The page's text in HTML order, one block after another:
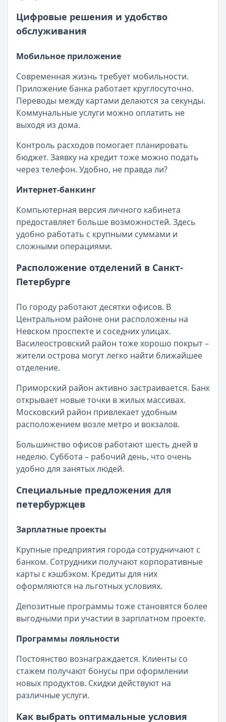
Цифровые решения и удобство
обслуживания
Мобильное приложение
Современная жизнь требует мобильности.
Приложение банка работает круглосуточно.
Переводы между картами делаются за секунды.
Коммунальные услуги можно оплатить не
выходя из дома.
Контроль расходов помогает планировать
бюджет. Заявку на кредит тоже можно подать
через телефон. Удобно, не правда ли?
Интернет-банкинг
Компьютерная версия личного кабинета
предоставляет больше возможностей. Здесь
удобно работать с крупными суммами и
сложными операциями.
Расположение отделений в Санкт-
Петербурге
По городу работают десятки офисов. В
Центральном районе они расположены на
Невском проспекте и соседних улицах.
Василеостровский район тоже хорошо покрыт –
жители острова могут легко найти ближайшее
отделение.
Приморский район активно застраивается. Банк
открывает новые точки в жилых массивах.
Московский район привлекает удобным
расположением возле метро и вокзалов.
Большинство офисов работают шесть дней в
неделю. Суббота – рабочий день, что очень
удобно для занятых людей.
Специальные предложения для
петербуржцев
Зарплатные проекты
Крупные предприятия города сотрудничают с
банком. Сотрудники получают корпоративные
карты с кэшбэком. Кредиты для них
оформляются на льготных условиях.
Депозитные программы тоже становятся более
выгодными при участии в зарплатном проекте.
Программы лояльности
Постоянство вознаграждается. Клиенты со
стажем получают бонусы при оформлении
новых продуктов. Скидки действуют на
различные услуги.
Как выбрать оптимальные условия